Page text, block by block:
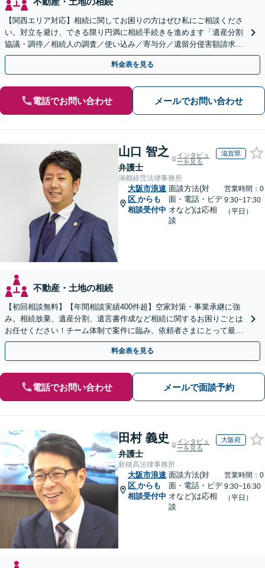
【関西エリア対応】相続に関してお困りの方はぜひ私にご相談くださ
い。対立を避け、できる限り円満に相続手続きを進めます「遺産分割
協議・調停／相続人の調査／使い込み／寄与分／遺留分侵害額請求／
相続放棄（借金の相続）／遺言書作成【休日・夜間相談可】
料金表を見る
電話でお問い合わせ メールでお問い合わせ
山口 智之
弁護士
インタビュ
ーを見る
滋賀県
湖都経営法律事務所
大阪市浪速
区 からも
相談受付中
面談方法(対
面・電話・ビデ
オなど)は応相
談
営業時間：0
9:30~17:30
（平日）
不動産・土地の相続
【初回相談無料】【年間相談実績400件超】空家対策・事業承継に強
み。相続放棄、遺産分割、遺言書作成など相続に関するお困りごとは
お任せください！チーム体制で案件に臨み、依頼者さまにとって最善
の解決を目指します【堅田駅4分】【無料駐車場あり】
料金表を見る
電話でお問い合わせ メールで面談予約
田村 義史
弁護士
インタビュ
ーを見る
大阪府
新穂高法律事務所
大阪市浪速
区 からも
相談受付中
面談方法(対
面・電話・ビデ
オなど)は応相
談
営業時間：0
9:30~16:30
（平日）